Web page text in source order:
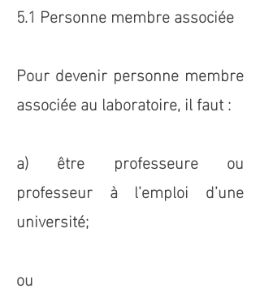
5.1 Personne membre associée
Pour devenir personne membre
associée au laboratoire, il faut :
a) être professeure ou
professeur à l’emploi d’une
université;
ou